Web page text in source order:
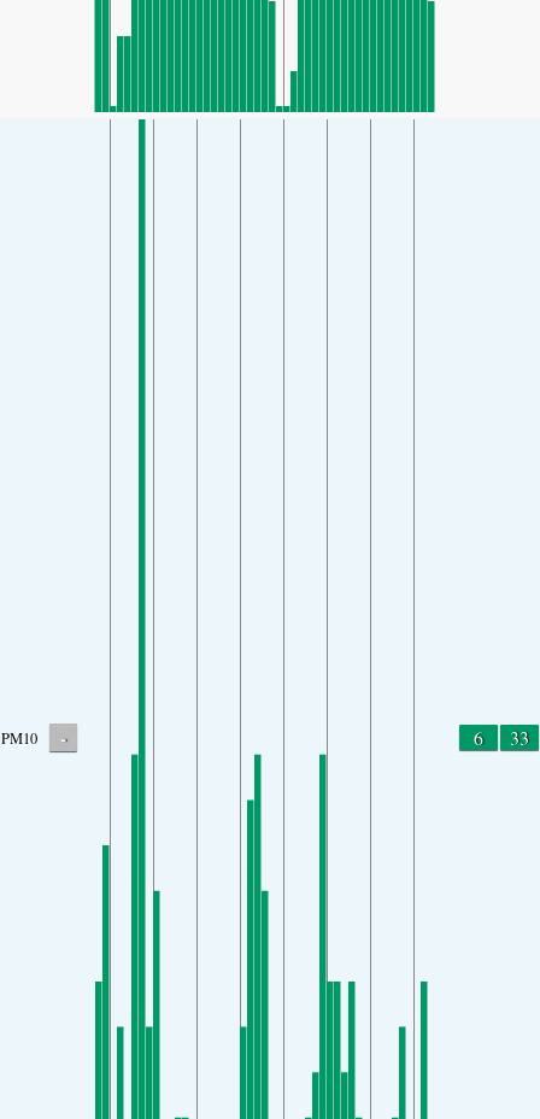
PM10 - 6 33